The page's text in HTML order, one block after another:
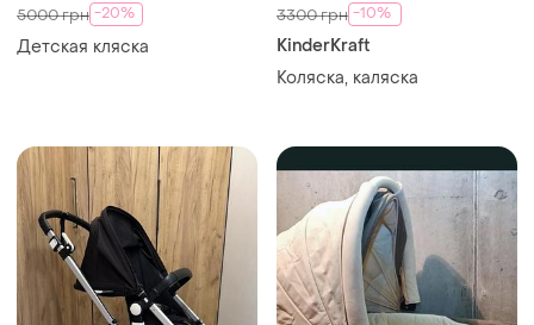
5000 грн -20%
Детская кляска
3300 грн -10%
KinderKraft
Коляска, каляска